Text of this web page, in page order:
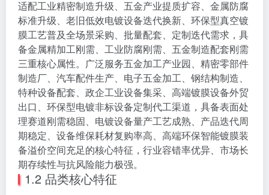
适配工业精密制造升级、五金产业提质扩容、金属防腐
标准升级、老旧低效电镀设备迭代换新、环保型真空镀
膜工艺普及全场景采购、批量配套、定制迭代需求，具
备金属精加工刚需、工业防腐刚需、五金制造配套刚需
三重核心属性。广泛服务五金加工产业园、精密零部件
制造厂、汽车配件生产、电子五金加工、钢结构制造、
特种设备配套、政企工业设备集采、高端镀膜设备外贸
出口、环保型电镀非标设备定制代工渠道，具备表面处
理赛道刚需稳固、电镀设备量产工艺成熟、产品迭代周
期稳定、设备维保耗材复购率高、高端环保智能镀膜装
备溢价空间充足的核心特征，行业容错率优异、市场长
期存续性与抗风险能力极强。
1.2 品类核心特征